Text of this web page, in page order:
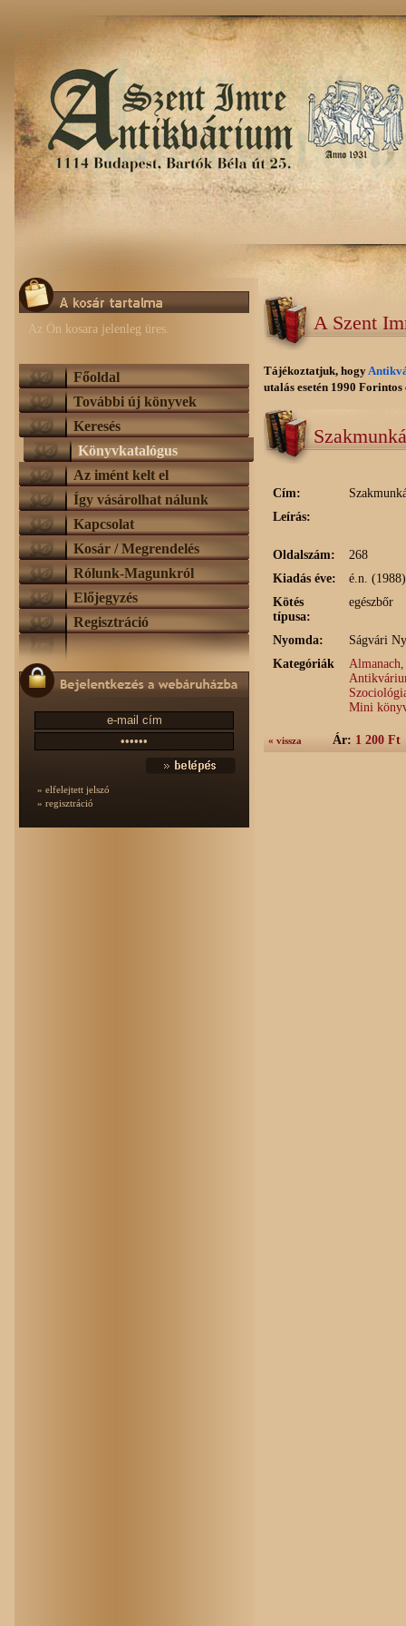
Az Ön kosara jelenleg üres.
Főoldal
További új könyvek
Keresés
Könyvkatalógus
Az imént kelt el
Így vásárolhat nálunk
Kapcsolat
Kosár / Megrendelés
Rólunk-Magunkról
Előjegyzés
Regisztráció
» elfelejtett jelszó
» regisztráció
A Szent
Tájékoztatjuk, hogy
utalás esetén 1990
Cím:
Leírás:
Oldalszám:
268
Kiadás éve:
é.n. (1988)
Kötés
típusa:
egészbőr
Nyomda:
Ságvári
Kategóriák
Mini
« vissza Ár: 1 200 Ft